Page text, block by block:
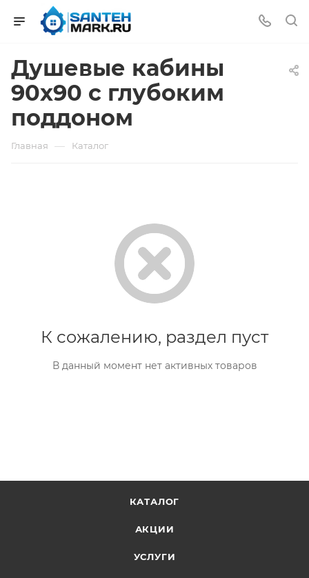
Душевые кабины
90х90 с глубоким
поддоном
Главная — Каталог
К сожалению, раздел пуст
В данный момент нет активных товаров
КАТАЛОГ
АКЦИИ
УСЛУГИ